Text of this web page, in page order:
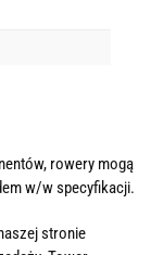
rowery mogą
w/w specyfikacji.
stronie